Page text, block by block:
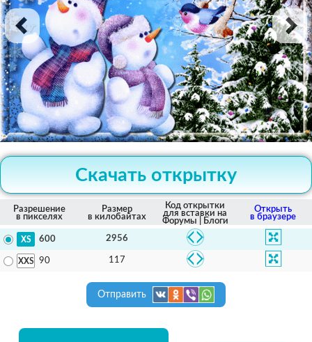
Скачать открытку
Разрешение
в пикселях
Размер
в килобайтах
Код открытки
для вставки на
Форумы | Блоги
Открыть
в браузере
600 2956
90 117
Отправить